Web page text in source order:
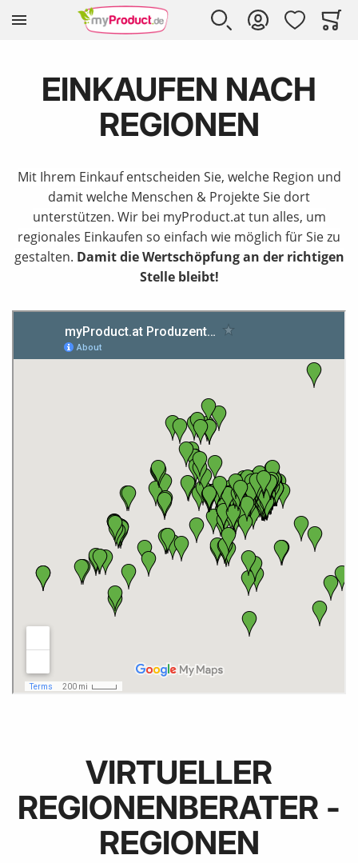
Zur Homepage
SUCHE
KONTO WUNSCHLISTE
EINKAUFEN NACH
REGIONEN
Mit Ihrem Einkauf entscheiden Sie, welche Region und
damit welche Menschen & Projekte Sie dort
unterstützen. Wir bei myProduct.at tun alles, um
regionales Einkaufen so einfach wie möglich für Sie zu
gestalten. Damit die Wertschöpfung an der richtigen
Stelle bleibt!
VIRTUELLER
REGIONENBERATER -
REGIONEN